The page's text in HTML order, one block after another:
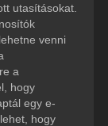
utasításokat.
venni
a
hogy
egy e-
hogy